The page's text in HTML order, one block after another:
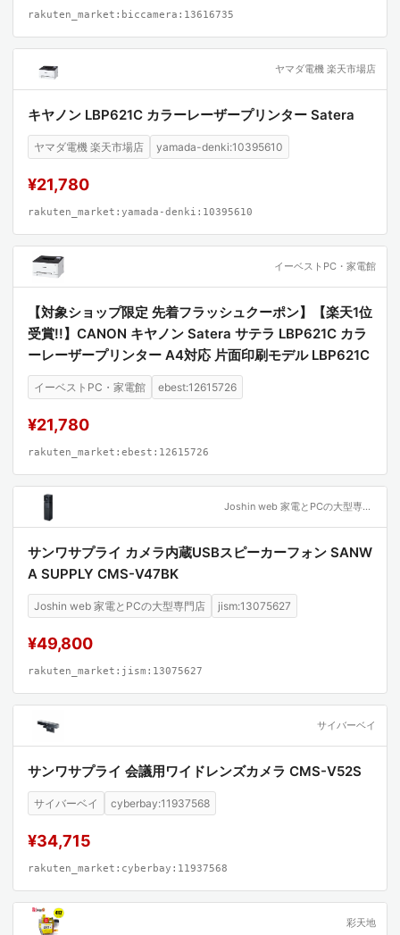
rakuten_market:biccamera:13616735
ヤマダ電機 楽天市場店
キヤノン LBP621C カラーレーザープリンター Satera
ヤマダ電機 楽天市場店 yamada-denki:10395610
¥21,780
rakuten_market:yamada-denki:10395610
イーベストPC・家電館
【対象ショップ限定 先着フラッシュクーポン】【楽天1位
受賞!!】CANON キヤノン Satera サテラ LBP621C カラ
ーレーザープリンター A4対応 片面印刷モデル LBP621C
イーベストPC・家電館 ebest:12615726
¥21,780
rakuten_market:ebest:12615726
Joshin web 家電とPCの大型専門店
サンワサプライ カメラ内蔵USBスピーカーフォン SANW
A SUPPLY CMS-V47BK
Joshin web 家電とPCの大型専門店 jism:13075627
¥49,800
rakuten_market:jism:13075627
サイバーベイ
サンワサプライ 会議用ワイドレンズカメラ CMS-V52S
サイバーベイ cyberbay:11937568
¥34,715
rakuten_market:cyberbay:11937568
彩天地